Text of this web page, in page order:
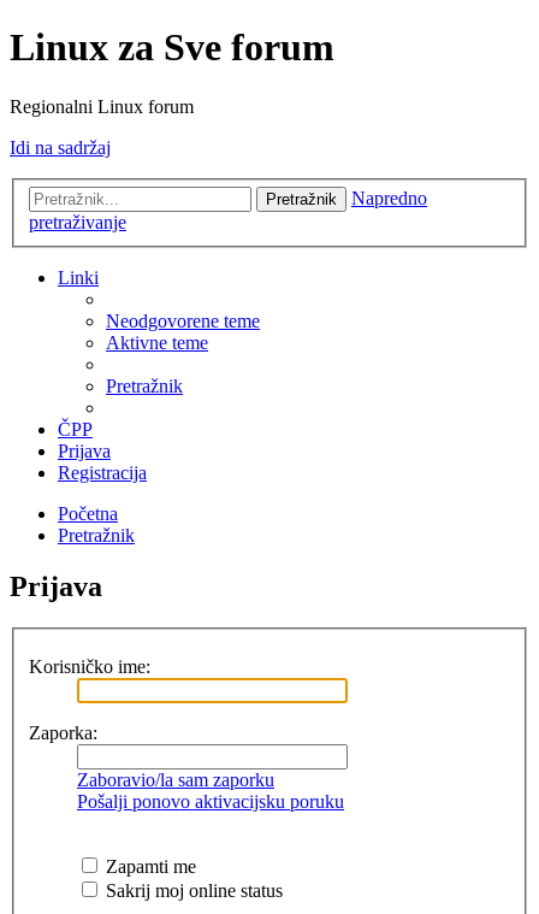
Linux za Sve forum
Regionalni Linux forum
Idi na sadržaj
Pretražnik
Napredno
pretraživanje
Linki
Neodgovorene teme
Aktivne teme
Pretražnik
ČPP
Prijava
Registracija
Početna
Pretražnik
Prijava
Korisničko ime:
Zaporka:
Zaboravio/la sam zaporku
Pošalji ponovo aktivacijsku poruku
Zapamti me
Sakrij moj online status